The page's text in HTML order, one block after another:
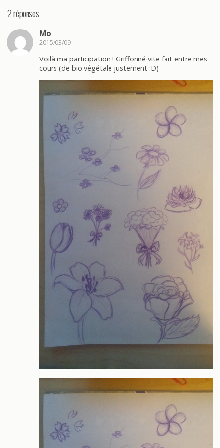
2 réponses
Mo
2015/03/09
Voilà ma participation ! Griffonné vite fait entre mes
cours (de bio végétale justement :D)